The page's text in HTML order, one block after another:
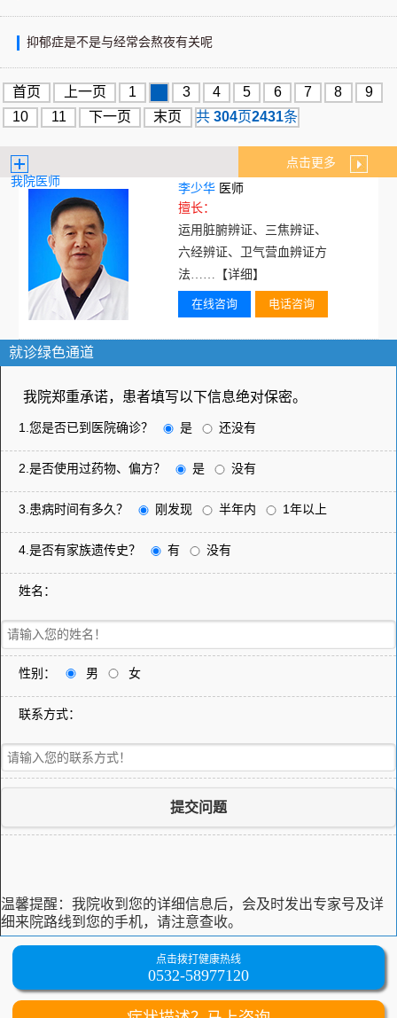
抑郁症是不是与经常会熬夜有关呢
首页 上一页 1 3 4 5 6 7 8
9
10
11 下一页 末页 共304页2431条
我院医师
点击更多
李少华 医师
擅长：
运用脏腑辨证、三焦辨证、
六经辨证、卫气营血辨证方
法……
【详细】
在线咨询 电话咨询
就诊绿色通道
我院郑重承诺，患者填写以下信息绝对保密。
1.您是否已到医院确诊？ 是 还没有
2.是否使用过药物、偏方？ 是 没有
3.患病时间有多久？ 刚发现 半年内 1年以上
4.是否有家族遗传史？ 有 没有
姓名：
性别： 男 女
联系方式：
提交问题
温馨提醒： 我院收到您的详细信息后，会及时发出专家号及详
细来院路线到您的手机，请注意查收。
点击拨打健康热线
0532-58977120